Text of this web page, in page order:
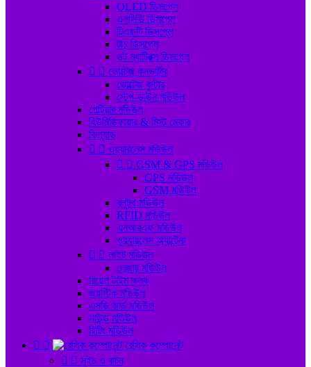
OLED ডিসপ্লে
এলসিডি ডিসপ্লে
টিএফটি ডিসপ্লে
টাচ ডিসপ্লে
ডট ম্যাট্রিক্স ডিসপ্লে
  ভোল্টেজ কনভার্টার
ভোল্টেজ বুস্টার
স্টেপ-ডাউন মডিউল
পেল্টিয়ার মডিউল
হিউমিডিফায়ার & মিস্ট মেকার
কিপ্যাড
  ওয়্যারলেস মডিউল
  GSM & GPS মডিউল
GPS মডিউল
GSM মডিউল
ব্লুটুথ মডিউল
RFID মডিউল
এনআরএফ মডিউল
ওয়্যারলেস অ্যান্টেনা
  লাইট মডিউল
লেজার মডিউল
রিয়েল টাইম ক্লক
জয়স্টিক মডিউল
এসডি কার্ড মডিউল
সাউন্ড মডিউল
হিটিং মডিউল
 
বেসিক কম্পোনেন্ট
  সুইচ ও বাটন